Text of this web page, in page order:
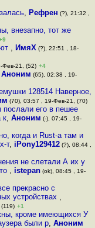
, Рефрен (?), 21:32 ,
внезапно, тот же
, ИмяХ (?), 22:51 , 18-
Фев-21, (52) +4
Аноним (65), 02:38 , 19-
128514 Наверное,
(70), 03:57 , 19-Фев-21, (70)
послали его в пешее
к,Аноним (-), 07:45 , 19-
когда и Rust-а там и
т, iPony129412(?), 08:44 ,
не слетали А их у
, istepan(ok), 08:45 , 19-
прекрасно с
устройствах ,
+1
кроме имеющихся У
были р,Аноним